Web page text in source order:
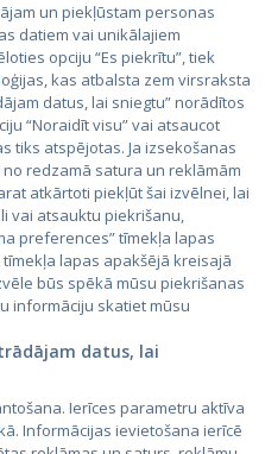
CVbankas.lt
Kainos.lt
un piekļūstam personas
datiem vai unikālajiem
opciju “Es piekrītu”, tiek
kas atbalsta zem virsraksta
datus, lai sniegtu” norādītos
“Noraidīt visu” vai atsaucot
tiks atspējotas. Ja izsekošanas
redzamā satura un reklāmām
atkārtoti piekļūt šai izvēlnei, lai
vai atsauktu piekrišanu,
preferences” tīmekļa lapas
lapas apakšējā kreisajā
būs spēkā mūsu piekrišanas
informāciju skatiet mūsu
datus, lai
Ierīces parametru aktīva
Informācijas ievietošana ierīcē